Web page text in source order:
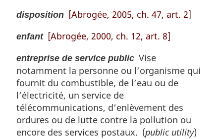
disposition [Abrogée, 2005, ch. 47, art. 2]
enfant [Abrogée, 2000, ch. 12, art. 8]
entreprise de service public Vise
notamment la personne ou l’organisme qui
fournit du combustible, de l’eau ou de
l’électricité, un service de
télécommunications, d’enlèvement des
ordures ou de lutte contre la pollution ou
encore des services postaux. (public utility)